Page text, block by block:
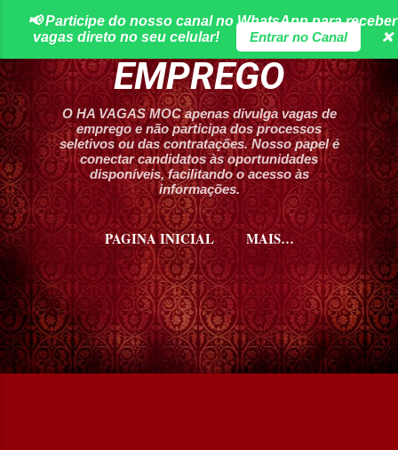
Pular para o conteúdo principal
HA VAGAS DE
EMPREGO
O HA VAGAS MOC apenas divulga vagas de
emprego e não participa dos processos
seletivos ou das contratações. Nosso papel é
conectar candidatos às oportunidades
disponíveis, facilitando o acesso às
informações.
📢 Participe do nosso canal no WhatsApp para receber
vagas direto no seu celular!
Entrar no Canal ❌
PAGINA INICIAL
MAIS…
CURSOS HA VAGAS MOC